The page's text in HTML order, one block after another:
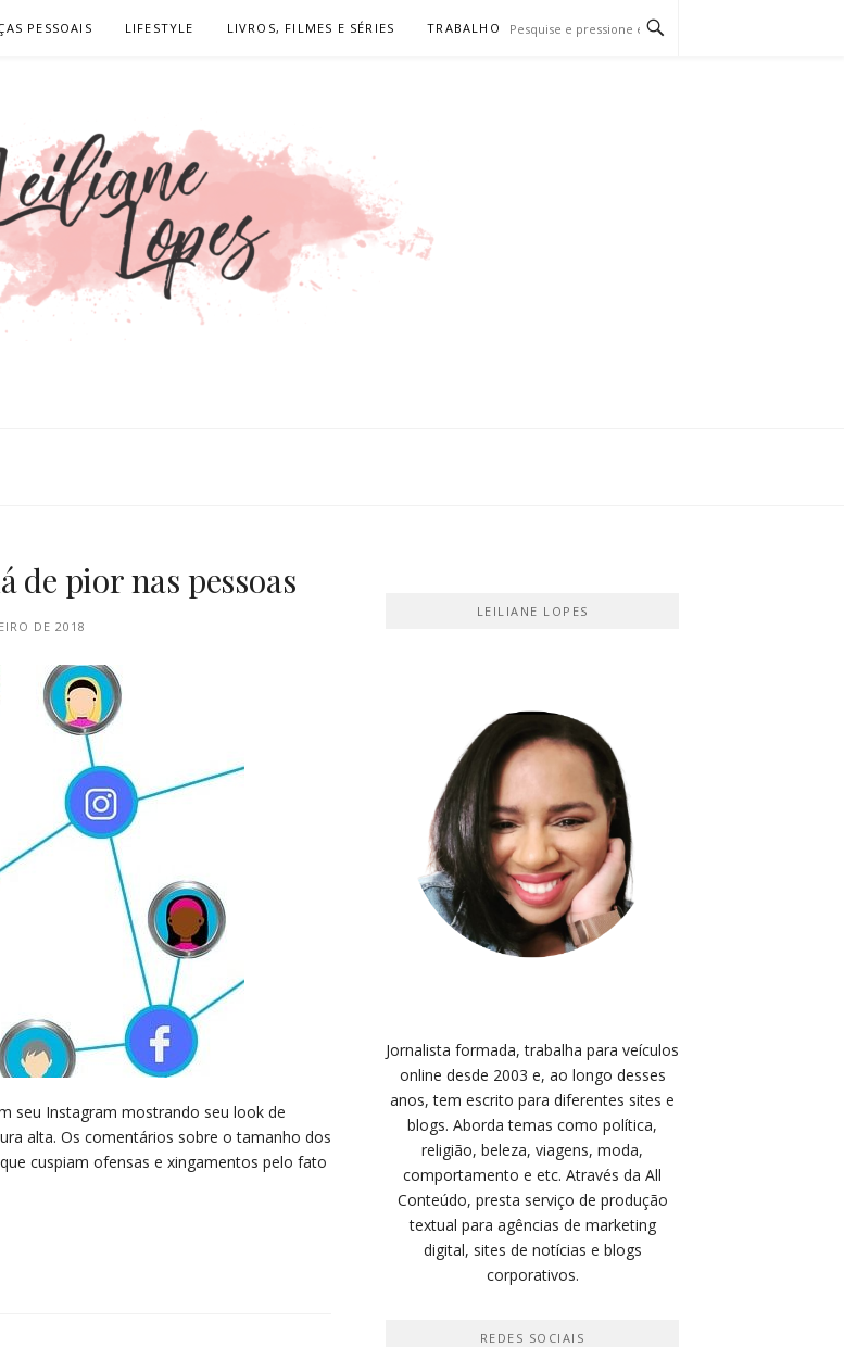
PESSOAIS LIFESTYLE LIVROS, FILMES E SÉRIES TRABALHO
de pior nas pessoas
DE 2018
seu Instagram mostrando seu look de
alta. Os comentários sobre o tamanho dos
cuspiam ofensas e xingamentos pelo fato
LEILIANE LOPES
Jornalista formada, trabalha para veículos
online desde 2003 e, ao longo desses
anos, tem escrito para diferentes sites e
blogs. Aborda temas como política,
religião, beleza, viagens, moda,
comportamento e etc. Através da All
Conteúdo, presta serviço de produção
textual para agências de marketing
digital, sites de notícias e blogs
corporativos.
REDES SOCIAIS